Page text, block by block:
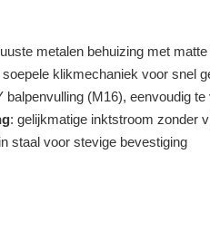
metalen behuizing met
soepele klikmechaniek voor snel
balpenvulling (M16), eenvoudig
: gelijkmatige inktstroom zonder
staal voor stevige bevestiging